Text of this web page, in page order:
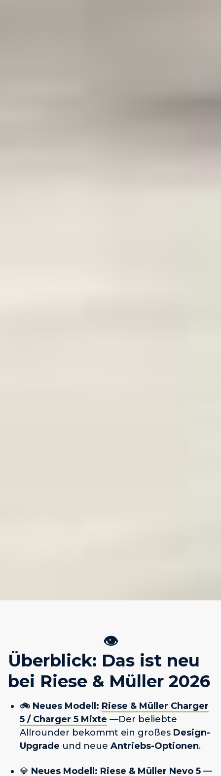
👁️
Überblick: Das ist neu
bei Riese & Müller 2026
🚲 Neues Modell: Riese & Müller Charger
5 / Charger 5 Mixte —Der beliebte
Allrounder bekommt ein großes Design-
Upgrade und neue Antriebs-Optionen.
💎 Neues Modell: Riese & Müller Nevo 5 —